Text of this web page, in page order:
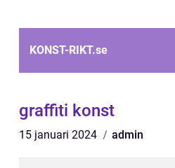
KONST-RIKT.se
graffiti konst
15 januari 2024 admin